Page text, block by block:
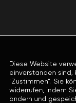
Diese Website
einverstanden
"Zustimmen". Sie
widerrufen, indem
ändern und